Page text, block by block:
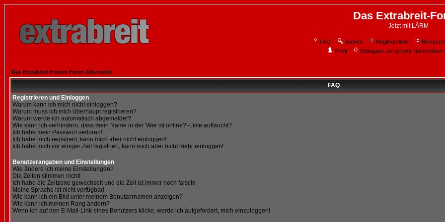
Das Extrabreit-
Jetzt mit LÄRM
FAQ Suchen Mitgliederliste
Profil
Einloggen, um private Nachrichten
Das Extrabreit-Forum Foren-Übersicht
FAQ
Registrieren und Einloggen
Warum kann ich mich nicht einloggen?
Warum muss ich mich überhaupt registrieren?
Warum werde ich automatisch abgemeldet?
Wie kann ich verhindern, dass mein Name in der 'Wer ist online?'-Liste auftaucht?
Ich habe mein Passwort verloren!
Ich habe mich registriert, kann mich aber nicht einloggen!
Ich habe mich vor einiger Zeit registriert, kann mich aber nicht mehr einloggen!
Benutzerangaben und Einstellungen
Wie ändere ich meine Einstellungen?
Die Zeiten stimmen nicht!
Ich habe die Zeitzone gewechselt und die Zeit ist immer noch falsch!
Meine Sprache ist nicht verfügbar!
Wie kann ich ein Bild unter meinem Benutzernamen anzeigen?
Wie kann ich meinen Rang ändern?
Wenn ich auf den E-Mail-Link eines Benutzers klicke, werde ich aufgefordert, mich einzuloggen!